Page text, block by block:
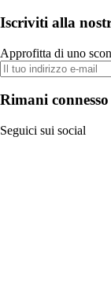
Iscriviti alla
Approfitta di uno
Rimani connesso
Seguici sui social